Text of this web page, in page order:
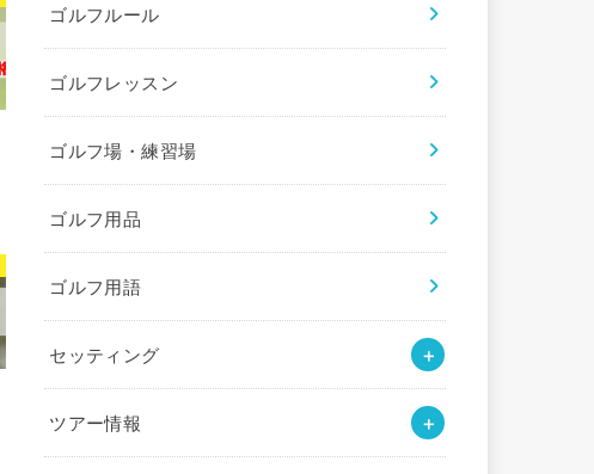
ゴルフルール
ゴルフレッスン
ゴルフ場・練習場
ゴルフ用品
ゴルフ用語
セッティング
ツアー情報